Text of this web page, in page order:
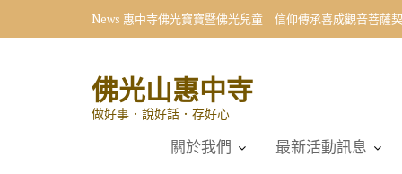
News 惠中寺佛光寶寶暨佛光兒童 信仰傳承喜成觀音菩薩
佛光山惠中寺
做好事．說好話．存好心
關於我們 最新活動訊息